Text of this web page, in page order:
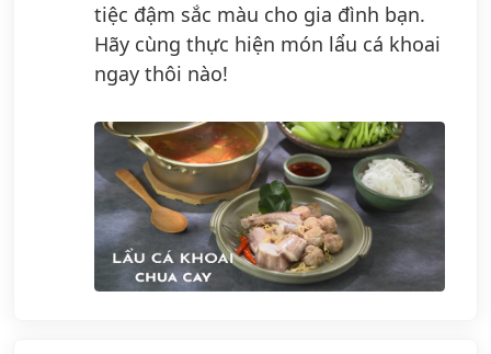
tiệc đậm sắc màu cho gia đình bạn.
Hãy cùng thực hiện món lẩu cá khoai
ngay thôi nào!